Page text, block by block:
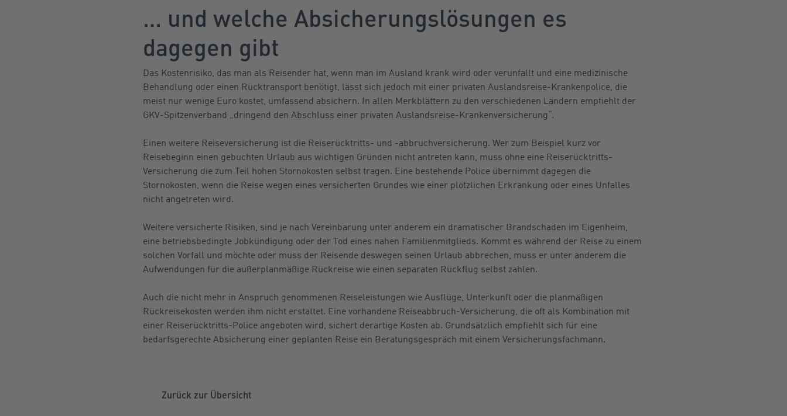
… und welche Absicherungslösungen es
dagegen gibt
Das Kostenrisiko, das man als Reisender hat, wenn man im Ausland krank wird oder verunfallt und eine medizinische
Behandlung oder einen Rücktransport benötigt, lässt sich jedoch mit einer privaten Auslandsreise-Krankenpolice, die
meist nur wenige Euro kostet, umfassend absichern. In allen Merkblättern zu den verschiedenen Ländern empfiehlt der
GKV-Spitzenverband „dringend den Abschluss einer privaten Auslandsreise-Krankenversicherung“.
Einen weitere Reiseversicherung ist die Reiserücktritts- und -abbruchversicherung. Wer zum Beispiel kurz vor
Reisebeginn einen gebuchten Urlaub aus wichtigen Gründen nicht antreten kann, muss ohne eine Reiserücktritts-
Versicherung die zum Teil hohen Stornokosten selbst tragen. Eine bestehende Police übernimmt dagegen die
Stornokosten, wenn die Reise wegen eines versicherten Grundes wie einer plötzlichen Erkrankung oder eines Unfalles
nicht angetreten wird.
Weitere versicherte Risiken, sind je nach Vereinbarung unter anderem ein dramatischer Brandschaden im Eigenheim,
eine betriebsbedingte Jobkündigung oder der Tod eines nahen Familienmitglieds. Kommt es während der Reise zu einem
solchen Vorfall und möchte oder muss der Reisende deswegen seinen Urlaub abbrechen, muss er unter anderem die
Aufwendungen für die außerplanmäßige Rückreise wie einen separaten Rückflug selbst zahlen.
Auch die nicht mehr in Anspruch genommenen Reiseleistungen wie Ausflüge, Unterkunft oder die planmäßigen
Rückreisekosten werden ihm nicht erstattet. Eine vorhandene Reiseabbruch-Versicherung, die oft als Kombination mit
einer Reiserücktritts-Police angeboten wird, sichert derartige Kosten ab. Grundsätzlich empfiehlt sich für eine
bedarfsgerechte Absicherung einer geplanten Reise ein Beratungsgespräch mit einem Versicherungsfachmann.
Zurück zur Übersicht